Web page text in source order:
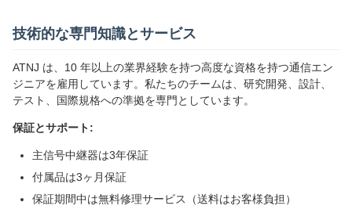
技術的な専門知識とサービス
ATNJ は、10 年以上の業界経験を持つ高度な資格を持つ通信エン
ジニアを雇用しています。私たちのチームは、研究開発、設計、
テスト、国際規格への準拠を専門としています。
保証とサポート:
主信号中継器は3年保証
付属品は3ヶ月保証
保証期間中は無料修理サービス（送料はお客様負担）